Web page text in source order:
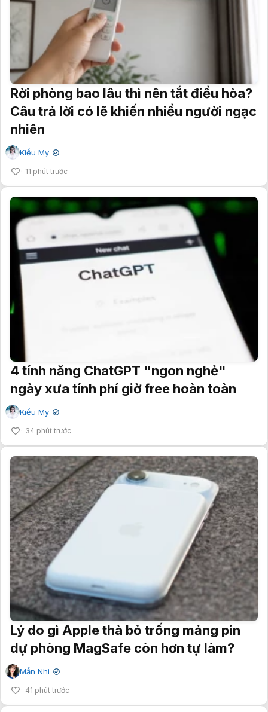
Rời phòng bao lâu thì nên tắt điều hòa?
Câu trả lời có lẽ khiến nhiều người ngạc
nhiên
Kiều My ✔
11 phút trước
4 tính năng ChatGPT "ngon nghẻ"
ngày xưa tính phí giờ free hoàn toàn
Kiều My ✔
34 phút trước
Lý do gì Apple thà bỏ trống mảng pin
dự phòng MagSafe còn hơn tự làm?
Mẫn Nhi ✔
41 phút trước